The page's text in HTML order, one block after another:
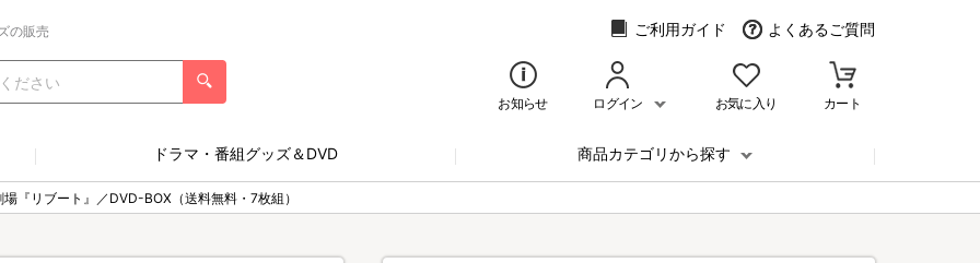
の販売 ご利用ガイド よくあるご質問
お知らせ ログイン お気に入り カート
ドラマ・番組グッズ＆DVD 商品カテゴリから探す
場『リブート』／DVD-BOX（送料無料・7枚組）